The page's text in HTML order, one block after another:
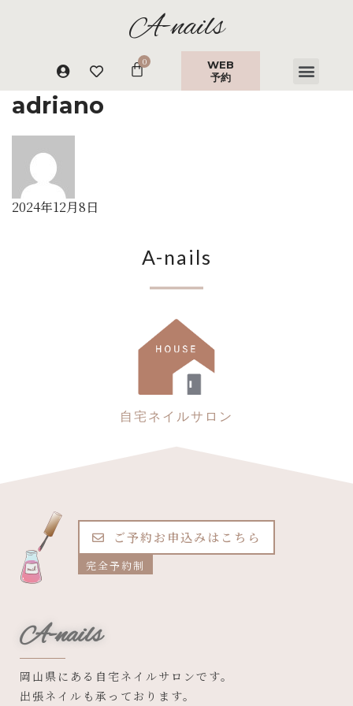
A-nails
WEB
予約
adriano
2024年12月8日
A-nails
自宅ネイルサロン
ご予約お申込みはこちら
完全予約制
A-nails
岡山県にある自宅ネイルサロンです。
出張ネイルも承っております。